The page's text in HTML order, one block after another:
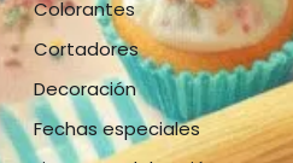
Colorantes
Cortadores
Decoración
Fechas especiales